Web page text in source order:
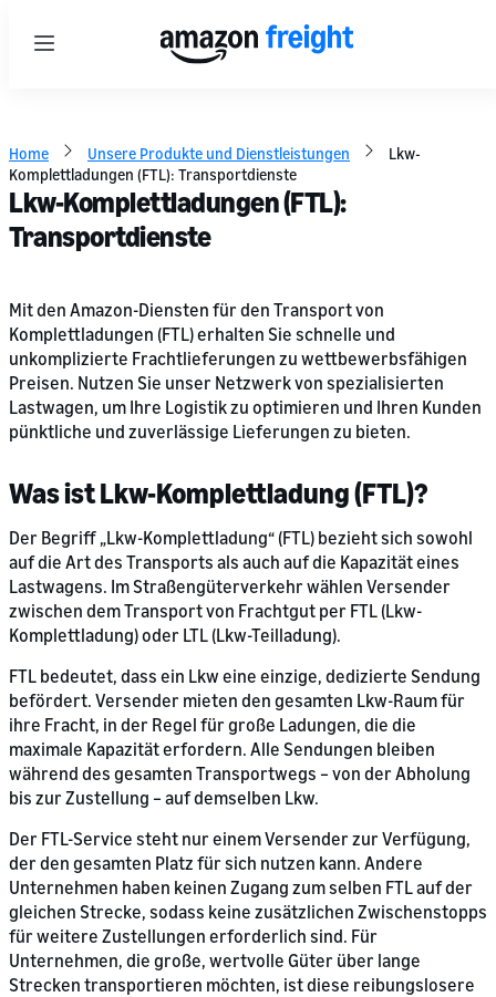
Menu
Home Unsere Produkte und Dienstleistungen
Lkw-
Komplettladungen (FTL): Transportdienste
Lkw-Komplettladungen (FTL):
Transportdienste
Mit den Amazon-Diensten für den Transport von
Komplettladungen (FTL) erhalten Sie schnelle und
unkomplizierte Frachtlieferungen zu wettbewerbsfähigen
Preisen. Nutzen Sie unser Netzwerk von spezialisierten
Lastwagen, um Ihre Logistik zu optimieren und Ihren Kunden
pünktliche und zuverlässige Lieferungen zu bieten.
Was ist Lkw-Komplettladung (FTL)?
Der Begriff „Lkw-Komplettladung“ (FTL) bezieht sich sowohl
auf die Art des Transports als auch auf die Kapazität eines
Lastwagens. Im Straßengüterverkehr wählen Versender
zwischen dem Transport von Frachtgut per FTL (Lkw-
Komplettladung) oder LTL (Lkw-Teilladung).
FTL bedeutet, dass ein Lkw eine einzige, dedizierte Sendung
befördert. Versender mieten den gesamten Lkw-Raum für
ihre Fracht, in der Regel für große Ladungen, die die
maximale Kapazität erfordern. Alle Sendungen bleiben
während des gesamten Transportwegs – von der Abholung
bis zur Zustellung – auf demselben Lkw.
Der FTL-Service steht nur einem Versender zur Verfügung,
der den gesamten Platz für sich nutzen kann. Andere
Unternehmen haben keinen Zugang zum selben FTL auf der
gleichen Strecke, sodass keine zusätzlichen Zwischenstopps
für weitere Zustellungen erforderlich sind. Für
Unternehmen, die große, wertvolle Güter über lange
Strecken transportieren möchten, ist diese reibungslosere